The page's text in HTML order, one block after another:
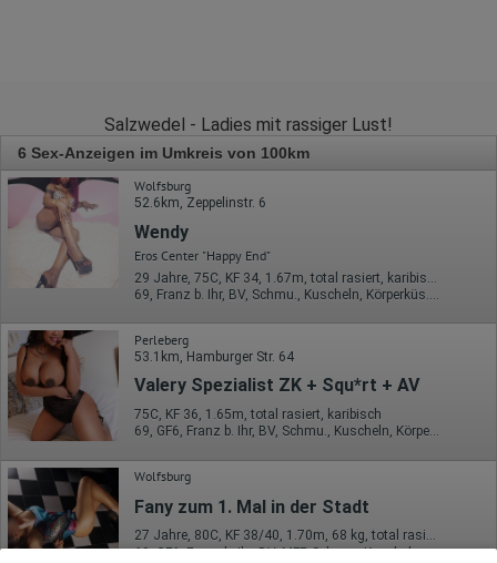
Salzwedel - Ladies mit rassiger Lust!
6 Sex-Anzeigen im Umkreis von 100km
Wolfsburg
52.6km, Zeppelinstr. 6
Wendy
Eros Center "Happy End"
29 Jahre, 75C, KF 34, 1.67m, total rasiert, karibisch
69, Franz b. Ihr, BV, Schmu., Kuscheln, Körperküs., EL, Mast.
Perleberg
53.1km, Hamburger Str. 64
Valery Spezialist ZK + Squ*rt + AV
75C, KF 36, 1.65m, total rasiert, karibisch
69, GF6, Franz b. Ihr, BV, Schmu., Kuscheln, Körperküs., DSa
Wolfsburg
Fany zum 1. Mal in der Stadt
27 Jahre, 80C, KF 38/40, 1.70m, 68 kg, total rasiert, karibisch
69, GF6, Franz b. Ihr, BV, MFF, Schmu., Kuscheln, Körperküs.